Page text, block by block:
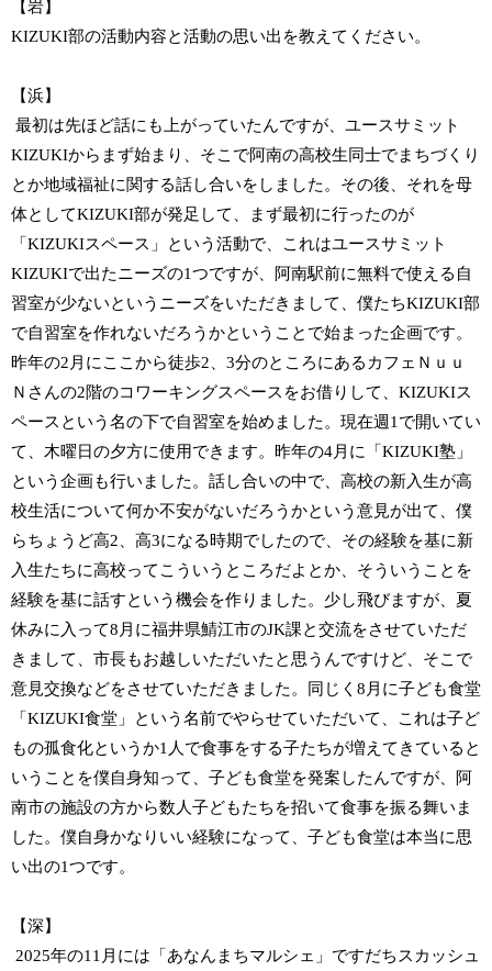
【岩】
KIZUKI部の活動内容と活動の思い出を教えてください。
【浜】
最初は先ほど話にも上がっていたんですが、ユースサミット
KIZUKIからまず始まり、そこで阿南の高校生同士でまちづくり
とか地域福祉に関する話し合いをしました。その後、それを母
体としてKIZUKI部が発足して、まず最初に行ったのが
「KIZUKIスペース」という活動で、これはユースサミット
KIZUKIで出たニーズの1つですが、阿南駅前に無料で使える自
習室が少ないというニーズをいただきまして、僕たちKIZUKI部
で自習室を作れないだろうかということで始まった企画です。
昨年の2月にここから徒歩2、3分のところにあるカフェＮｕｕ
Ｎさんの2階のコワーキングスペースをお借りして、KIZUKIス
ペースという名の下で自習室を始めました。現在週1で開いてい
て、木曜日の夕方に使用できます。昨年の4月に「KIZUKI塾」
という企画も行いました。話し合いの中で、高校の新入生が高
校生活について何か不安がないだろうかという意見が出て、僕
らちょうど高2、高3になる時期でしたので、その経験を基に新
入生たちに高校ってこういうところだよとか、そういうことを
経験を基に話すという機会を作りました。少し飛びますが、夏
休みに入って8月に福井県鯖江市のJK課と交流をさせていただ
きまして、市長もお越しいただいたと思うんですけど、そこで
意見交換などをさせていただきました。同じく8月に子ども食堂
「KIZUKI食堂」という名前でやらせていただいて、これは子ど
もの孤食化というか1人で食事をする子たちが増えてきていると
いうことを僕自身知って、子ども食堂を発案したんですが、阿
南市の施設の方から数人子どもたちを招いて食事を振る舞いま
した。僕自身かなりいい経験になって、子ども食堂は本当に思
い出の1つです。
【深】
2025年の11月には「あなんまちマルシェ」ですだちスカッシュ